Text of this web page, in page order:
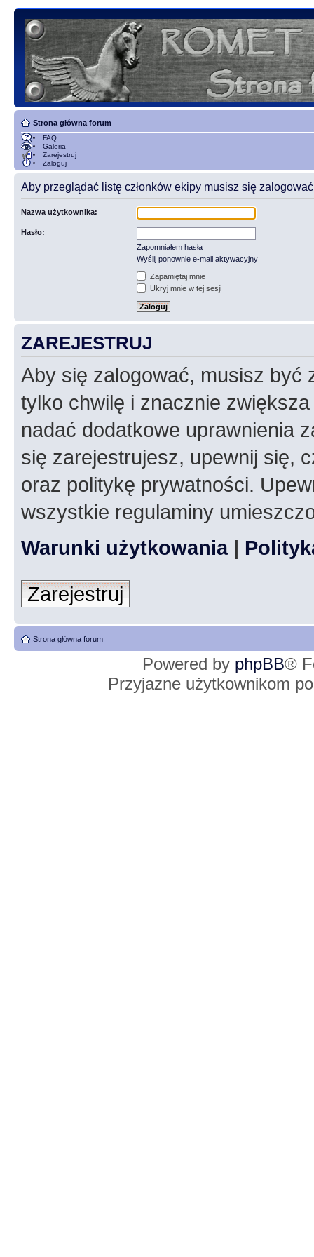
Strona główna forum
FAQ
Galeria
Zarejestruj
Zaloguj
Aby przeglądać listę członków ekipy musisz się
Nazwa użytkownika:
Hasło:
Zapomniałem hasła
Wyślij ponownie e-mail aktywacyjny
Zapamiętaj mnie
Ukryj mnie w tej sesji
ZAREJESTRUJ
Aby się zalogować, musisz być
tylko chwilę i znacznie
nadać dodatkowe uprawnienia
się zarejestrujesz, upewnij się,
oraz politykę prywatności.
wszystkie regulaminy
Warunki użytkowania|
Zarejestruj
Strona główna forum
Powered by phpBB®
Przyjazne użytkownikom